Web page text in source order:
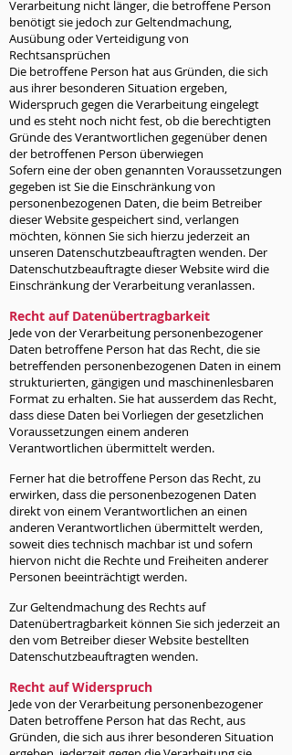
Verarbeitung nicht länger, die betroffene Person
benötigt sie jedoch zur Geltendmachung,
Ausübung oder Verteidigung von
Rechtsansprüchen
Die betroffene Person hat aus Gründen, die sich
aus ihrer besonderen Situation ergeben,
Widerspruch gegen die Verarbeitung eingelegt
und es steht noch nicht fest, ob die berechtigten
Gründe des Verantwortlichen gegenüber denen
der betroffenen Person überwiegen
Sofern eine der oben genannten Voraussetzungen
gegeben ist Sie die Einschränkung von
personenbezogenen Daten, die beim Betreiber
dieser Website gespeichert sind, verlangen
möchten, können Sie sich hierzu jederzeit an
unseren Datenschutzbeauftragten wenden. Der
Datenschutzbeauftragte dieser Website wird die
Einschränkung der Verarbeitung veranlassen.
Recht auf Datenübertragbarkeit
Jede von der Verarbeitung personenbezogener
Daten betroffene Person hat das Recht, die sie
betreffenden personenbezogenen Daten in einem
strukturierten, gängigen und maschinenlesbaren
Format zu erhalten. Sie hat ausserdem das Recht,
dass diese Daten bei Vorliegen der gesetzlichen
Voraussetzungen einem anderen
Verantwortlichen übermittelt werden.
Ferner hat die betroffene Person das Recht, zu
erwirken, dass die personenbezogenen Daten
direkt von einem Verantwortlichen an einen
anderen Verantwortlichen übermittelt werden,
soweit dies technisch machbar ist und sofern
hiervon nicht die Rechte und Freiheiten anderer
Personen beeinträchtigt werden.
Zur Geltendmachung des Rechts auf
Datenübertragbarkeit können Sie sich jederzeit an
den vom Betreiber dieser Website bestellten
Datenschutzbeauftragten wenden.
Recht auf Widerspruch
Jede von der Verarbeitung personenbezogener
Daten betroffene Person hat das Recht, aus
Gründen, die sich aus ihrer besonderen Situation